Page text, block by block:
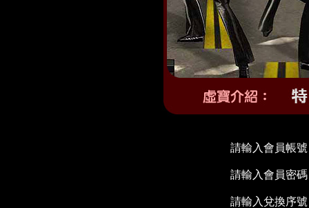
請輸入會員帳
請輸入會員密
請輸入兌換序